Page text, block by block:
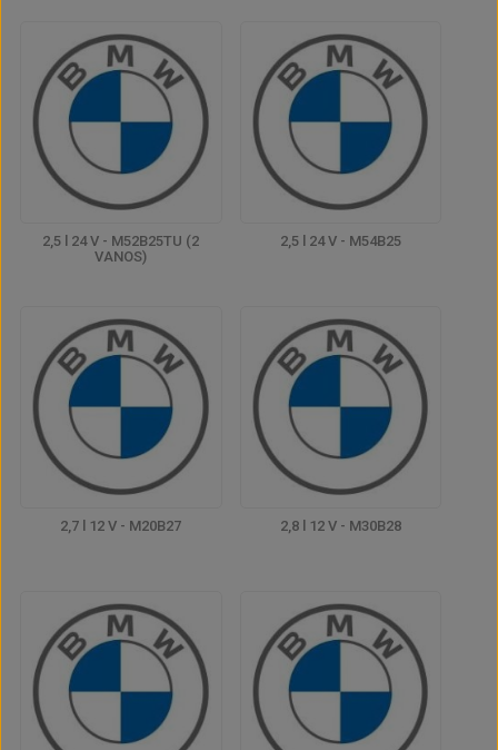
2,5 l 24 V - M52B25TU (2
VANOS)
2,5 l 24 V - M54B25
2,7 l 12 V - M20B27 2,8 l 12 V - M30B28